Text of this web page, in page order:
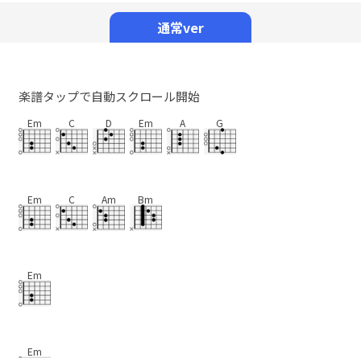
通常ver
楽譜タップで自動スクロール開始
Em C D Em A G
Em C Am Bm
Em
Em